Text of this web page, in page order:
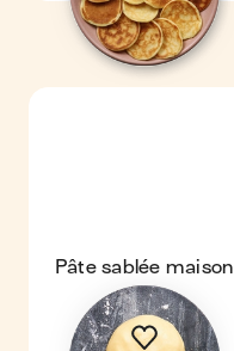
Pâte sablée maison